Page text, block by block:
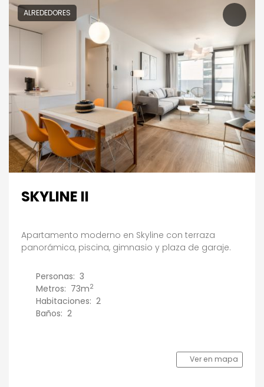
ALREDEDORES
SKYLINE II
Apartamento moderno en Skyline con terraza
panorámica, piscina, gimnasio y plaza de garaje.
Personas: 3
Metros: 73m2
Habitaciones: 2
Baños: 2
Ver en mapa